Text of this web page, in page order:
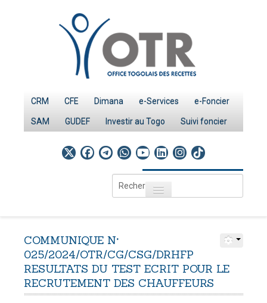
CRM CFE Dimana e-Services e-Foncier
SAM GUDEF Investir au Togo Suivi foncier
Rechercher
Toggle navigation
IMPÔTS
Le système fiscal
DOUANES
COMMUNIQUE N°
025/2024/OTR/CG/CSG/DRHFP
RESULTATS DU TEST ECRIT POUR LE
RECRUTEMENT DES CHAUFFEURS